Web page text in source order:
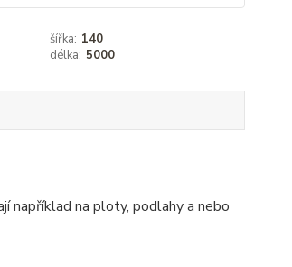
šířka: 140
délka: 5000
například na ploty, podlahy a nebo